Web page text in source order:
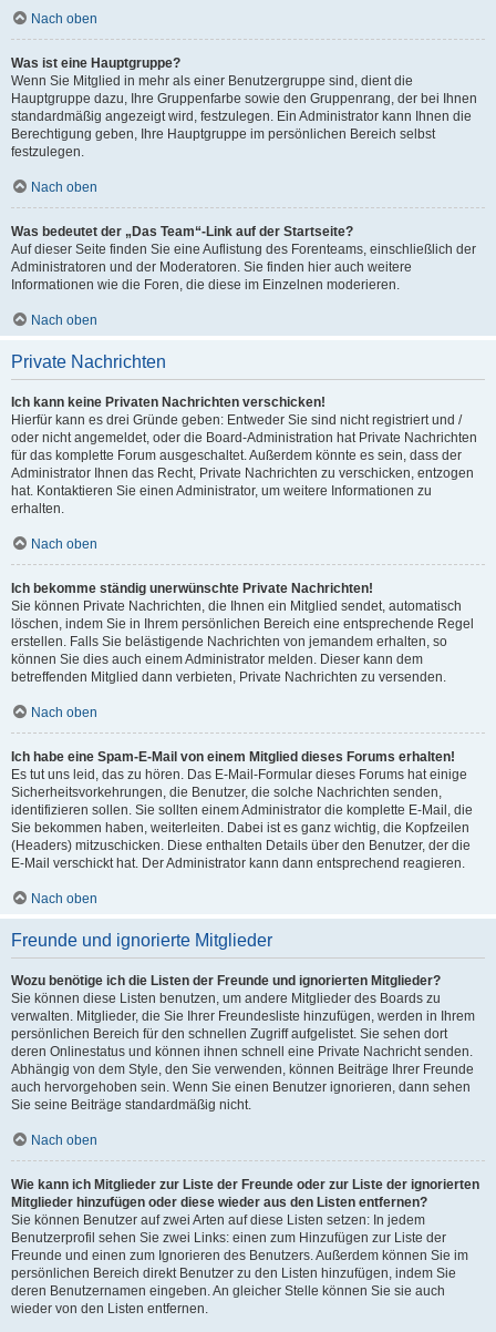
Nach oben
Was ist eine Hauptgruppe?
Wenn Sie Mitglied in mehr als einer Benutzergruppe sind, dient die
Hauptgruppe dazu, Ihre Gruppenfarbe sowie den Gruppenrang, der bei Ihnen
standardmäßig angezeigt wird, festzulegen. Ein Administrator kann Ihnen die
Berechtigung geben, Ihre Hauptgruppe im persönlichen Bereich selbst
festzulegen.
Nach oben
Was bedeutet der „Das Team“-Link auf der Startseite?
Auf dieser Seite finden Sie eine Auflistung des Forenteams, einschließlich der
Administratoren und der Moderatoren. Sie finden hier auch weitere
Informationen wie die Foren, die diese im Einzelnen moderieren.
Nach oben
Private Nachrichten
Ich kann keine Privaten Nachrichten verschicken!
Hierfür kann es drei Gründe geben: Entweder Sie sind nicht registriert und /
oder nicht angemeldet, oder die Board-Administration hat Private Nachrichten
für das komplette Forum ausgeschaltet. Außerdem könnte es sein, dass der
Administrator Ihnen das Recht, Private Nachrichten zu verschicken, entzogen
hat. Kontaktieren Sie einen Administrator, um weitere Informationen zu
erhalten.
Nach oben
Ich bekomme ständig unerwünschte Private Nachrichten!
Sie können Private Nachrichten, die Ihnen ein Mitglied sendet, automatisch
löschen, indem Sie in Ihrem persönlichen Bereich eine entsprechende Regel
erstellen. Falls Sie belästigende Nachrichten von jemandem erhalten, so
können Sie dies auch einem Administrator melden. Dieser kann dem
betreffenden Mitglied dann verbieten, Private Nachrichten zu versenden.
Nach oben
Ich habe eine Spam-E-Mail von einem Mitglied dieses Forums erhalten!
Es tut uns leid, das zu hören. Das E-Mail-Formular dieses Forums hat einige
Sicherheitsvorkehrungen, die Benutzer, die solche Nachrichten senden,
identifizieren sollen. Sie sollten einem Administrator die komplette E-Mail, die
Sie bekommen haben, weiterleiten. Dabei ist es ganz wichtig, die Kopfzeilen
(Headers) mitzuschicken. Diese enthalten Details über den Benutzer, der die
E-Mail verschickt hat. Der Administrator kann dann entsprechend reagieren.
Nach oben
Freunde und ignorierte Mitglieder
Wozu benötige ich die Listen der Freunde und ignorierten Mitglieder?
Sie können diese Listen benutzen, um andere Mitglieder des Boards zu
verwalten. Mitglieder, die Sie Ihrer Freundesliste hinzufügen, werden in Ihrem
persönlichen Bereich für den schnellen Zugriff aufgelistet. Sie sehen dort
deren Onlinestatus und können ihnen schnell eine Private Nachricht senden.
Abhängig von dem Style, den Sie verwenden, können Beiträge Ihrer Freunde
auch hervorgehoben sein. Wenn Sie einen Benutzer ignorieren, dann sehen
Sie seine Beiträge standardmäßig nicht.
Nach oben
Wie kann ich Mitglieder zur Liste der Freunde oder zur Liste der ignorierten
Mitglieder hinzufügen oder diese wieder aus den Listen entfernen?
Sie können Benutzer auf zwei Arten auf diese Listen setzen: In jedem
Benutzerprofil sehen Sie zwei Links: einen zum Hinzufügen zur Liste der
Freunde und einen zum Ignorieren des Benutzers. Außerdem können Sie im
persönlichen Bereich direkt Benutzer zu den Listen hinzufügen, indem Sie
deren Benutzernamen eingeben. An gleicher Stelle können Sie sie auch
wieder von den Listen entfernen.